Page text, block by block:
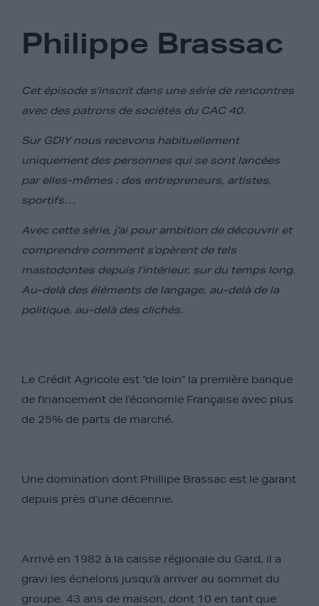
Philippe Brassac
Cet épisode s’inscrit dans une série de rencontres
avec des patrons de sociétés du CAC 40.
Sur GDIY nous recevons habituellement
uniquement des personnes qui se sont lancées
par elles-mêmes : des entrepreneurs, artistes,
sportifs…
Avec cette série, j’ai pour ambition de découvrir et
comprendre comment s’opèrent de tels
mastodontes depuis l’intérieur, sur du temps long.
Au-delà des éléments de langage, au-delà de la
politique, au-delà des clichés.
Le Crédit Agricole est “de loin” la première banque
de financement de l’économie Française avec plus
de 25% de parts de marché.
Une domination dont Phillipe Brassac est le garant
depuis près d’une décennie.
Arrivé en 1982 à la caisse régionale du Gard, il a
gravi les échelons jusqu’à arriver au sommet du
groupe. 43 ans de maison, dont 10 en tant que